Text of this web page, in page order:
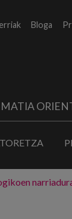
Bloga
MATIA